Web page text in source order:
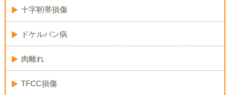
十字靭帯損傷
ドケルバン病
肉離れ
TFCC損傷